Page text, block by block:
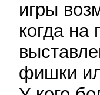
игры
когда на
фишки